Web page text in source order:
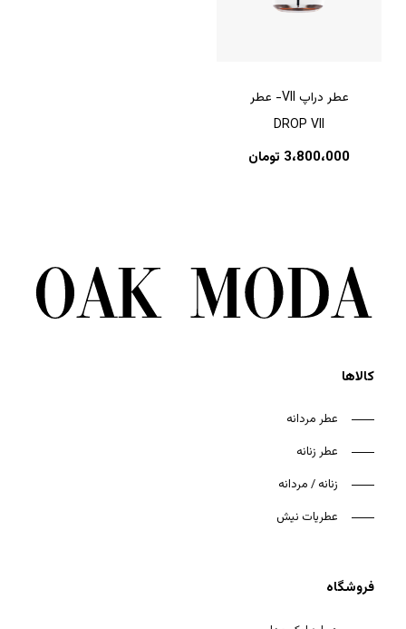
هیچ محصولی در سبد خرید نیست.
عطر دراپ VII- عطر
DROP VII
3،800،000 تومان
کالاها
عطر مردانه
عطر زنانه
زنانه / مردانه
عطریات نیش
فروشگاه